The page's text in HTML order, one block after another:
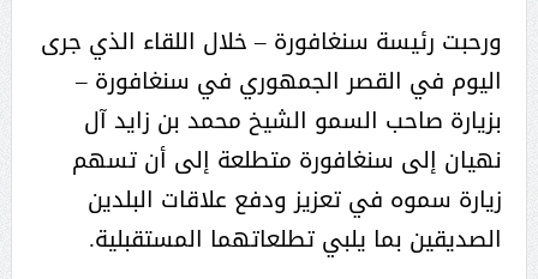
ورحبت رئيسة سنغافورة – خلال اللقاء الذي جرى
اليوم في القصر الجمهوري في سنغافورة –
بزيارة صاحب السمو الشيخ محمد بن زايد آل
نهيان إلى سنغافورة متطلعة إلى أن تسهم
زيارة سموه في تعزيز ودفع علاقات البلدين
الصديقين بما يلبي تطلعاتهما المستقبلية.